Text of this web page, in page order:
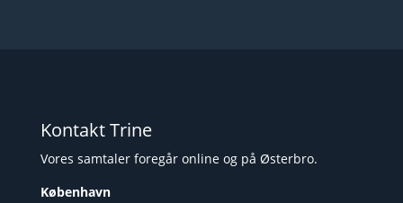
Kontakt Trine
Vores samtaler foregår online og på Østerbro.
København